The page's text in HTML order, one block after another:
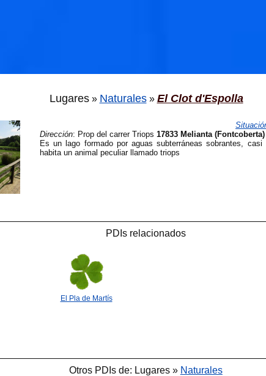
Lugares» Naturales» El Clot d'Espolla
Dirección: Prop del carrer Triops 17833 Melianta (Fontcoberta)
Es un lago formado por aguas subterráneas sobrantes,
habita un animal peculiar llamado triops
PDIs relacionados
El Pla de Martís
Otros PDIs de: Lugares » Naturales